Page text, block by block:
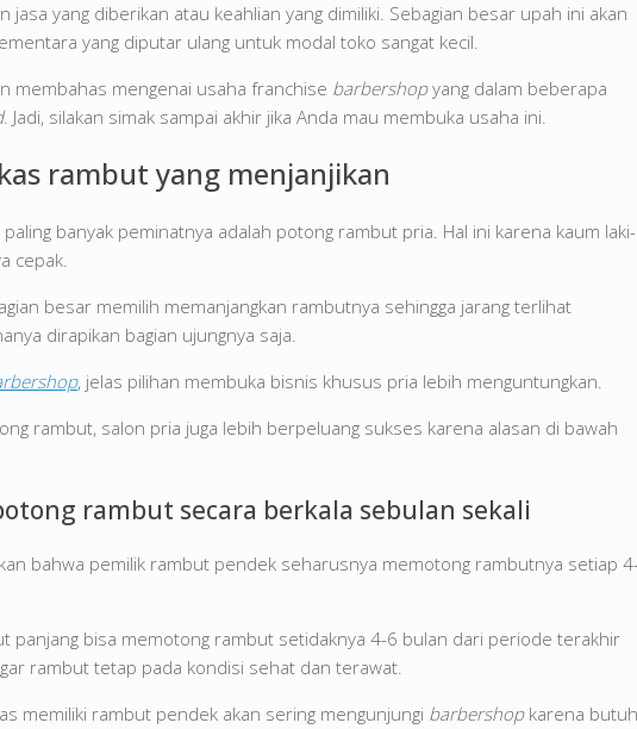
jasa yang diberikan atau keahlian yang dimiliki. Sebagian besar upah ini akan
yang diputar ulang untuk modal toko sangat kecil.
membahas mengenai usaha franchise barbershopyang dalam beberapa
. Jadi, silakan simak sampai akhir jika Anda mau membuka usaha ini.
rambut yang menjanjikan
banyak peminatnya adalah potong rambut pria. Hal ini karena kaum laki-
cepak.
besar memilih memanjangkan rambutnya sehingga jarang terlihat
dirapikan bagian ujungnya saja.
, jelas pilihan membuka bisnis khusus pria lebih menguntungkan.
rambut, salon pria juga lebih berpeluang sukses karena alasan di bawah
rambut secara berkala sebulan sekali
bahwa pemilik rambut pendek seharusnya memotong rambutnya setiap
panjang bisa memotong rambut setidaknya 4-6 bulan dari periode terakhir
rambut tetap pada kondisi sehat dan terawat.
memiliki rambut pendek akan sering mengunjungi barbershopkarena butuh